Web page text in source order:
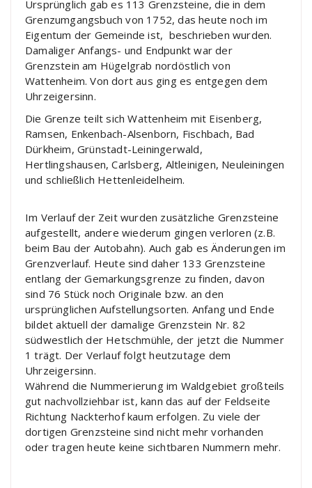
Ursprünglich gab es 113 Grenzsteine, die in dem
Grenzumgangsbuch von 1752, das heute noch im
Eigentum der Gemeinde ist, beschrieben wurden.
Damaliger Anfangs- und Endpunkt war der
Grenzstein am Hügelgrab nordöstlich von
Wattenheim. Von dort aus ging es entgegen dem
Uhrzeigersinn.
Die Grenze teilt sich Wattenheim mit Eisenberg,
Ramsen, Enkenbach-Alsenborn, Fischbach, Bad
Dürkheim, Grünstadt-Leiningerwald,
Hertlingshausen, Carlsberg, Altleinigen, Neuleiningen
und schließlich Hettenleidelheim.
Im Verlauf der Zeit wurden zusätzliche Grenzsteine
aufgestellt, andere wiederum gingen verloren (z.B.
beim Bau der Autobahn). Auch gab es Änderungen im
Grenzverlauf. Heute sind daher 133 Grenzsteine
entlang der Gemarkungsgrenze zu finden, davon
sind 76 Stück noch Originale bzw. an den
ursprünglichen Aufstellungsorten. Anfang und Ende
bildet aktuell der damalige Grenzstein Nr. 82
südwestlich der Hetschmühle, der jetzt die Nummer
1 trägt. Der Verlauf folgt heutzutage dem
Uhrzeigersinn.
Während die Nummerierung im Waldgebiet großteils
gut nachvollziehbar ist, kann das auf der Feldseite
Richtung Nackterhof kaum erfolgen. Zu viele der
dortigen Grenzsteine sind nicht mehr vorhanden
oder tragen heute keine sichtbaren Nummern mehr.